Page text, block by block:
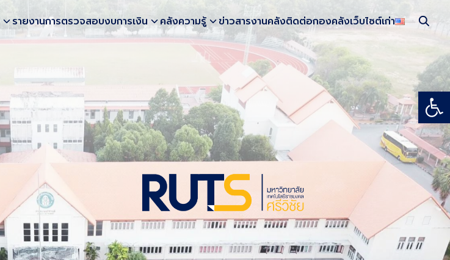
รายงานการตรวจสอบงบการเงิน คลังความรู้ ข่าวสารงานคลังติดต่อกองคลังเว็บไซต์เก่า